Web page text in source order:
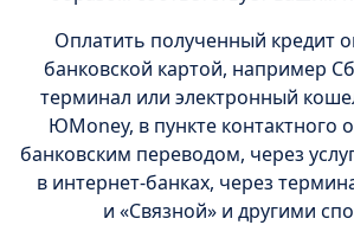
Оплатить полученный кредит
банковской картой, например
терминал или электронный
ЮMoney, в пункте контактного
банковским переводом, через
в интернет-банках, через
и «Связной» и другими